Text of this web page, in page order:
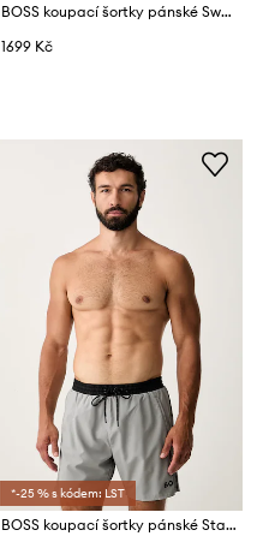
BOSS koupací šortky pánské Swordfish
1699 Kč
*-25 % s kódem: LST
BOSS koupací šortky pánské Starfish